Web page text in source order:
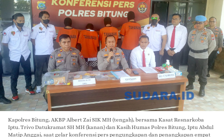
Kapolres Bitung, AKBP Albert Zai SIK MH (tengah), bersama Kasat Resnarkoba
Iptu. Trivo Datukramat SH MH (kanan) dan Kasih Humas Polres Bitung, Iptu Abdul
Matip Anggai, saat gelar konferensi pers pengungkapan dan penangkapan empat